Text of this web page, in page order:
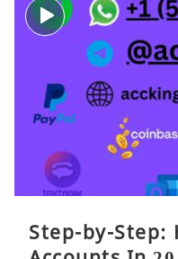
Step-by-Step: